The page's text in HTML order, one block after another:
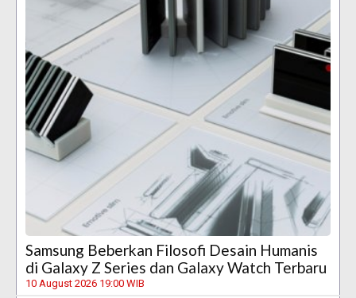
Samsung Beberkan Filosofi Desain Humanis
di Galaxy Z Series dan Galaxy Watch Terbaru
10 August 2026 19:00 WIB